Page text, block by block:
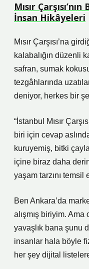
Mısır
İnsan Hikâyeleri
Mısır Çarşısı’na
kalabalığın düzenli
safran, sumak
tezgâhlarında
deniyor, herkes bir
“İstanbul Mısır
biri için cevap
kuruyemiş, bitki
içine biraz daha
yaşam tarzını temsil
Ben Ankara’da
alışmış biriyim. Ama
yavaşlık bana şunu
insanlar hala böyle
her şey dijital